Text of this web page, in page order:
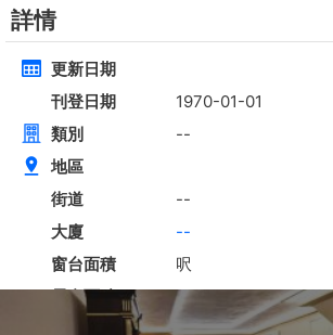
標準2100呎村屋
元朗 標準2100呎村屋 4房4套
建築 2100呎
實用 --